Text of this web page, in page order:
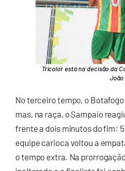
Tricolor está na decisão da
João
No terceiro tempo, o
mas, na raça, o Sampaio
frente a dois minutos do fim:
equipe carioca voltou a
o tempo extra. Na